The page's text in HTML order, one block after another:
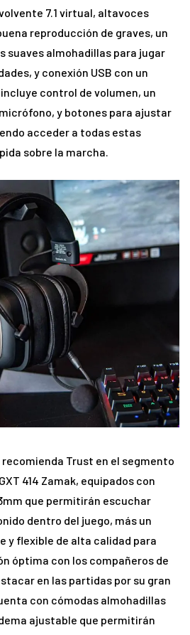
7.1 virtual, altavoces
reproducción de graves, un
suaves almohadillas para jugar
y conexión USB con un
control de volumen, un
y botones para ajustar
acceder a todas estas
sobre la marcha.
Trust en el segmento
414 Zamak, equipados con
que permitirán escuchar
dentro del juego, más un
y flexible de alta calidad para
óptima con los compañeros de
en las partidas por su gran
con cómodas almohadillas
ajustable que permitirán